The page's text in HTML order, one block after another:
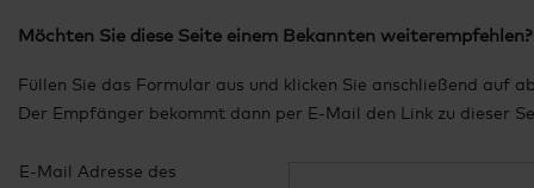
Möchten Sie diese Seite einem Bekannten weiterempfehlen?
Füllen Sie das Formular aus und klicken Sie anschließend auf
Der Empfänger bekommt dann per E-Mail den Link zu dieser
E-Mail Adresse des